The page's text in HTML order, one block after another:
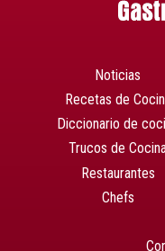
Noticias
Recetas de
Diccionario de
Trucos de
Restaurantes
Chefs